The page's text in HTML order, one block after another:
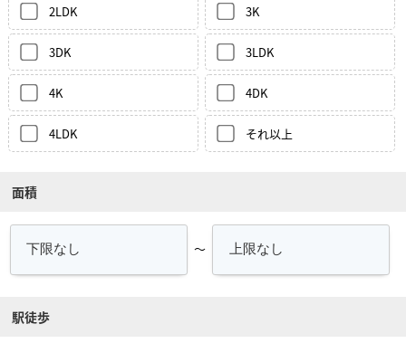
2LDK 3K
3DK 3LDK
4K 4DK
4LDK それ以上
面積
～
駅徒歩